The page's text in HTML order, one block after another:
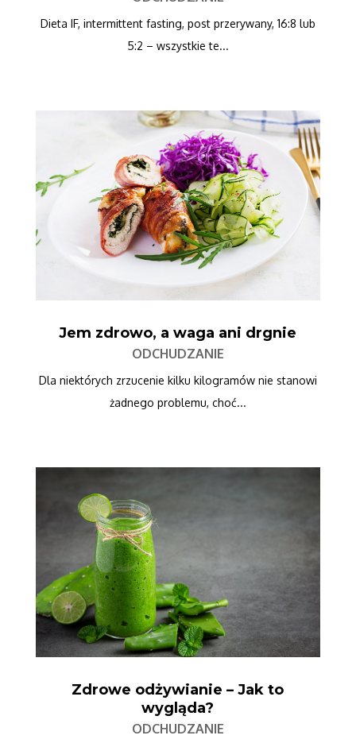
Dieta IF, intermittent fasting, post przerywany, 16:8 lub
5:2 – wszystkie te...
Jem zdrowo, a waga ani drgnie
ODCHUDZANIE
Dla niektórych zrzucenie kilku kilogramów nie stanowi
żadnego problemu, choć...
Zdrowe odżywianie – Jak to
wygląda?
ODCHUDZANIE